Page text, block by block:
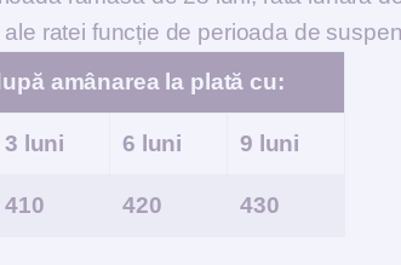
ratei funcție de perioada de
amânarea la plată cu:
3 luni 6 luni 9 luni
410 420 430